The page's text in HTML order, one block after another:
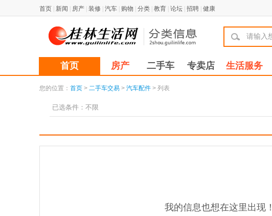
首页 新闻 房产 装修 汽车 购物 分类 教育 论坛 招聘 健康
首页 房产 二手车 专卖店 生活服务
您的位置： 首页 > 二手车交易 > 汽车配件 > 列表
已选条件： 不限
我的信息也想在这里出现！